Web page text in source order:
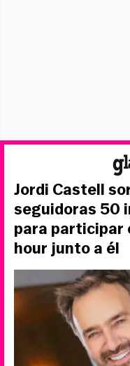
Jordi Castell
seguidoras 50
para participar
hour junto a él